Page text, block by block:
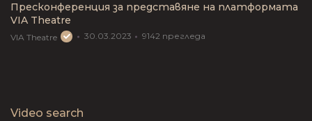
Пресконференция за представяне на платформата
VIA Theatre
VIA Theatre 30.03.2023 9142 прегледа
Video search